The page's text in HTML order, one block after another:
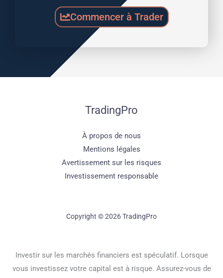
Commencer à Trader
TradingPro
À propos de nous
Mentions légales
Avertissement sur les risques
Investissement responsable
Copyright © 2026 TradingPro
Investir sur les marchés financiers est spéculatif. Lorsque
vous investissez votre capital est à risque. Assurez-vous de